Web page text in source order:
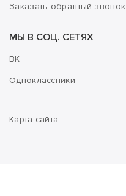
Заказать обратный звонок
МЫ В СОЦ. СЕТЯХ
ВК
Одноклассники
Карта сайта